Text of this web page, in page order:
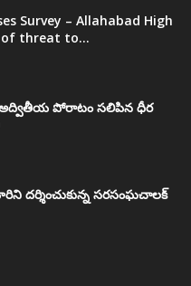
Survey – Allahabad High
threat to...
పోరాటం సలిపిన ధీర
దర్శించుకున్న సరసంఘచాలక్